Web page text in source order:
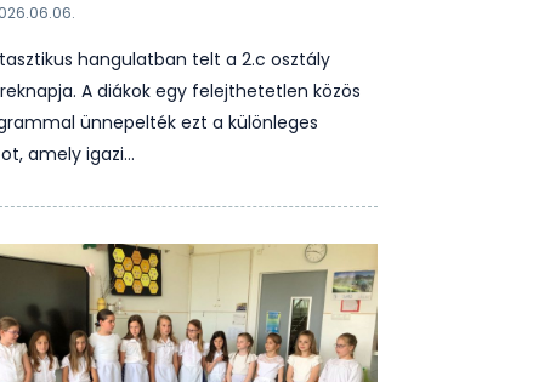
hangulatban telt a 2.c osztály
A diákok egy felejthetetlen közös
ünnepelték ezt a különleges
amely igazi…